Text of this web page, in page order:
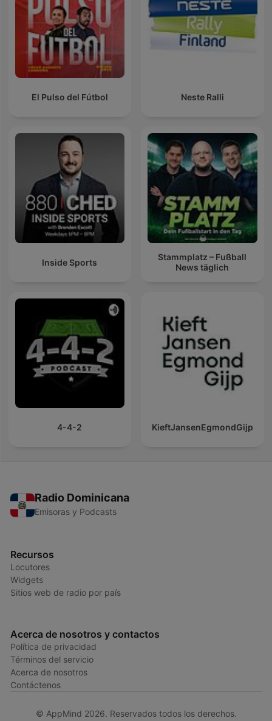
El Pulso del Fútbol Neste Ralli
Inside Sports
Stammplatz – Fußball
News täglich
4-4-2 KieftJansenEgmondGijp
Radio Dominicana
Emisoras y Podcasts
Recursos
Locutores
Widgets
Sitios web de radio por país
Acerca de nosotros y contactos
Política de privacidad
Términos del servicio
Acerca de nosotros
Contáctenos
© AppMind 2026. Reservados todos los derechos.